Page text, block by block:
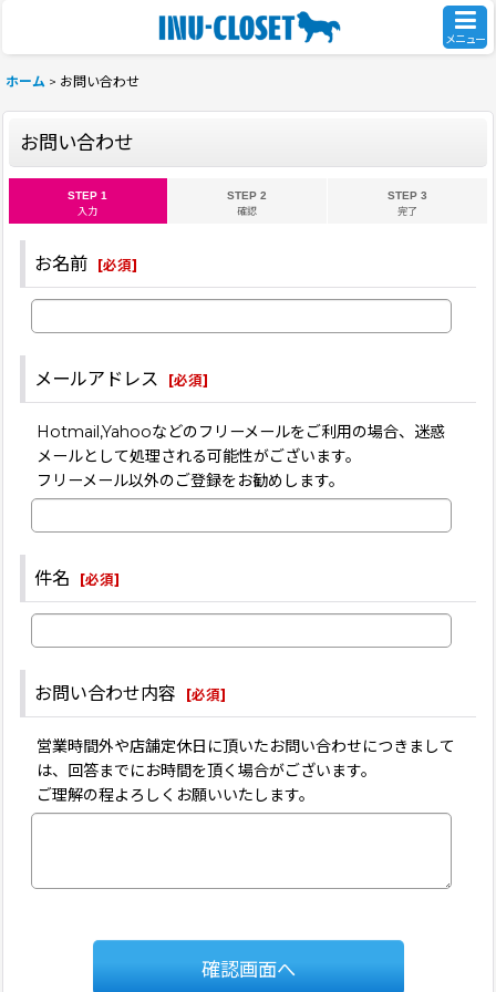
メニュー
ホーム > お問い合わせ
お問い合わせ
STEP 1
入力
STEP 2
確認
STEP 3
完了
お名前 [必須]
メールアドレス [必須]
Hotmail,Yahooなどのフリーメールをご利用の場合、迷惑
メールとして処理される可能性がございます。
フリーメール以外のご登録をお勧めします。
件名 [必須]
お問い合わせ内容 [必須]
営業時間外や店舗定休日に頂いたお問い合わせにつきまして
は、回答までにお時間を頂く場合がございます。
ご理解の程よろしくお願いいたします。
確認画面へ